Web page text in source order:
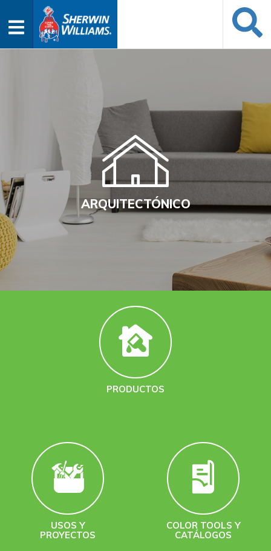
ARQUITECTÓNICO
PRODUCTOS
USOS Y
PROYECTOS
COLOR TOOLS Y
CATÁLOGOS